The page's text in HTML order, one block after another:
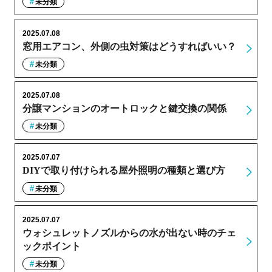
未分類
窓用エアコン、外側の虫対策はどうすればいい？
2025.07.08
未分類
分譲マンションのオートロックと鍵交換の関係
2025.07.08
未分類
DIYで取り付けられる屋外照明の種類と選び方
2025.07.07
未分類
ウォシュレットノズルからの水が出ない時のチェ
ックポイント
2025.07.07
未分類